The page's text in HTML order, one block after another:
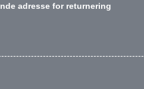
adresse for returnering